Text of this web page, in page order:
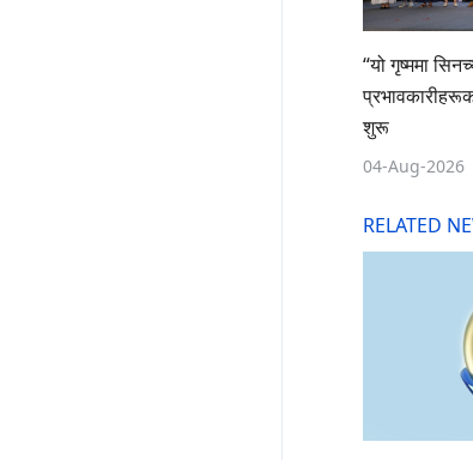
“यो गृष्ममा
शुरू
04-Aug-2026
RELATED